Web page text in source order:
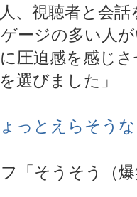
、視聴者と会
ージの多い人
圧迫感を感じ
選びました」
とえらそうな
「そうそう（爆